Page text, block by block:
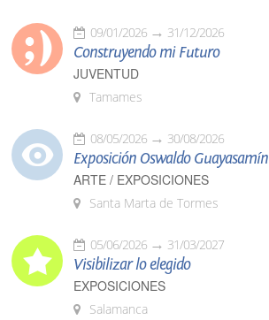
09/01/2026 31/12/2026
Construyendo mi Futuro
JUVENTUD
Tamames
08/05/2026 30/08/2026
Exposición Oswaldo Guayasamín
ARTE / EXPOSICIONES
Santa Marta de Tormes
05/06/2026 31/03/2027
Visibilizar lo elegido
EXPOSICIONES
Salamanca